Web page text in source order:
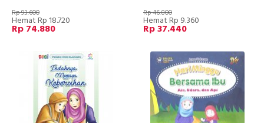
Rp 93.600
Hemat Rp 18.720
Rp 74.880
Rp 46.800
Hemat Rp 9.360
Rp 37.440